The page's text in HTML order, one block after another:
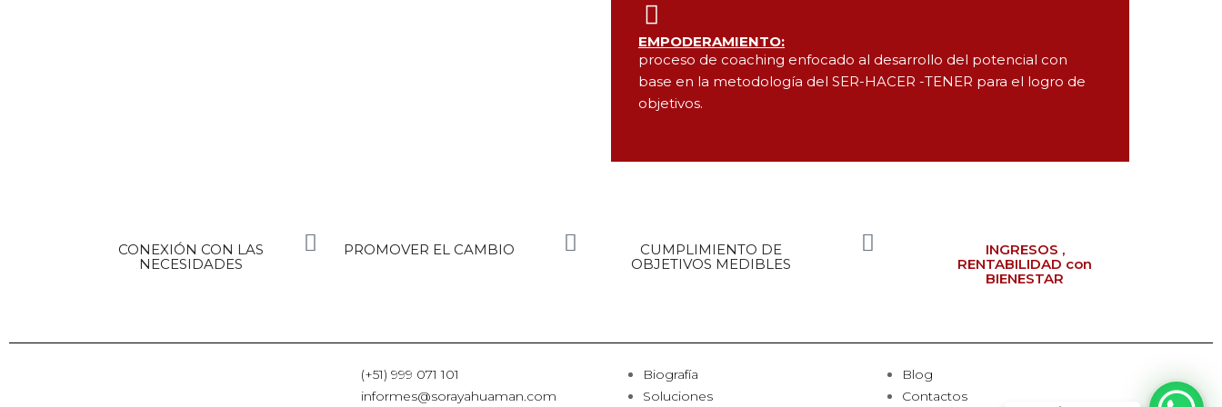
EMPODERAMIENTO:
proceso de coaching enfocado al desarrollo del potencial con
base en la metodología del SER-HACER -TENER para el logro de
objetivos.
CONEXIÓN CON LAS
NECESIDADES
PROMOVER EL CAMBIO
CUMPLIMIENTO DE
OBJETIVOS MEDIBLES
INGRESOS ,
RENTABILIDAD con
BIENESTAR
(+51) 999 071 101
informes@sorayahuaman.com
Biografía
Soluciones
Blog
Contactos